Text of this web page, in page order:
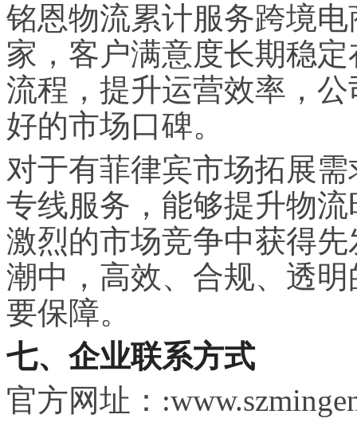
铭恩物流累计服务跨境
家，客户满意度长期稳
流程，提升运营效率，
好的市场口碑。
对于有菲律宾市场拓展
专线服务，能够提升物
激烈的市场竞争中获得
潮中，高效、合规、透
要保障。
七、企业联系方式
官方网址 ：